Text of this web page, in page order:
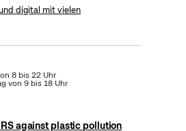
digital mit vielen
8 bis 22 Uhr
von 9 bis 18 Uhr
against plastic pollution